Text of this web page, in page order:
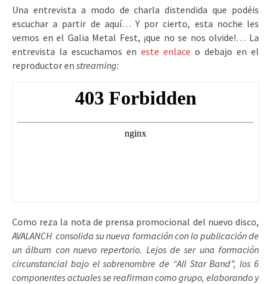
Una entrevista a modo de charla distendida que podéis
escuchar a partir de aquí… Y por cierto, esta noche les
vemos en el Galia Metal Fest, ¡que no se nos olvide!… La
entrevista la escuchamos en este enlace o debajo en el
reproductor en streaming:
Como reza la nota de prensa promocional del nuevo disco,
AVALANCH consolida su nueva formación con la publicación de
un álbum con nuevo repertorio. Lejos de ser una formación
circunstancial bajo el sobrenombre de “All Star Band”, los 6
componentes actuales se reafirman como grupo, elaborando y